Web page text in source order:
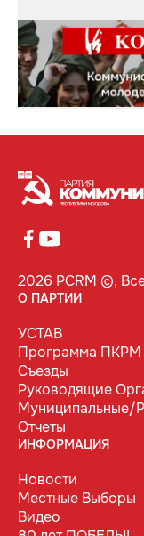
2026 PCRM ©,
О ПАРТИИ
УСТАВ
Программа ПКРМ
Съезды
Руководящие
Муниципальные/
Отчеты
ИНФОРМАЦИЯ
Новости
Местные Выборы
Видео